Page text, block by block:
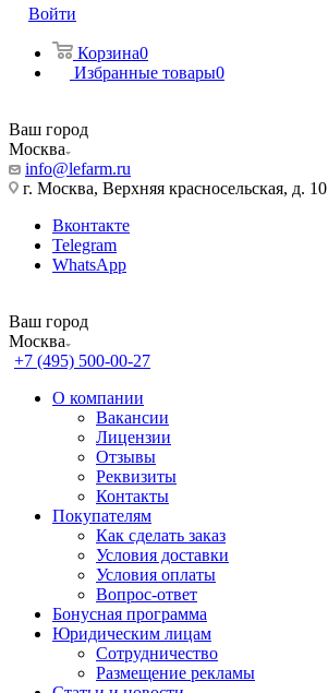
Войти
Корзина0
Избранные товары0
Ваш город
Москва
info@lefarm.ru
г. Москва, Верхняя красносельская, д. 10
Вконтакте
Telegram
WhatsApp
Ваш город
Москва
+7 (495) 500-00-27
О компании
Вакансии
Лицензии
Отзывы
Реквизиты
Контакты
Покупателям
Как сделать заказ
Условия доставки
Условия оплаты
Вопрос-ответ
Бонусная программа
Юридическим лицам
Сотрудничество
Размещение рекламы